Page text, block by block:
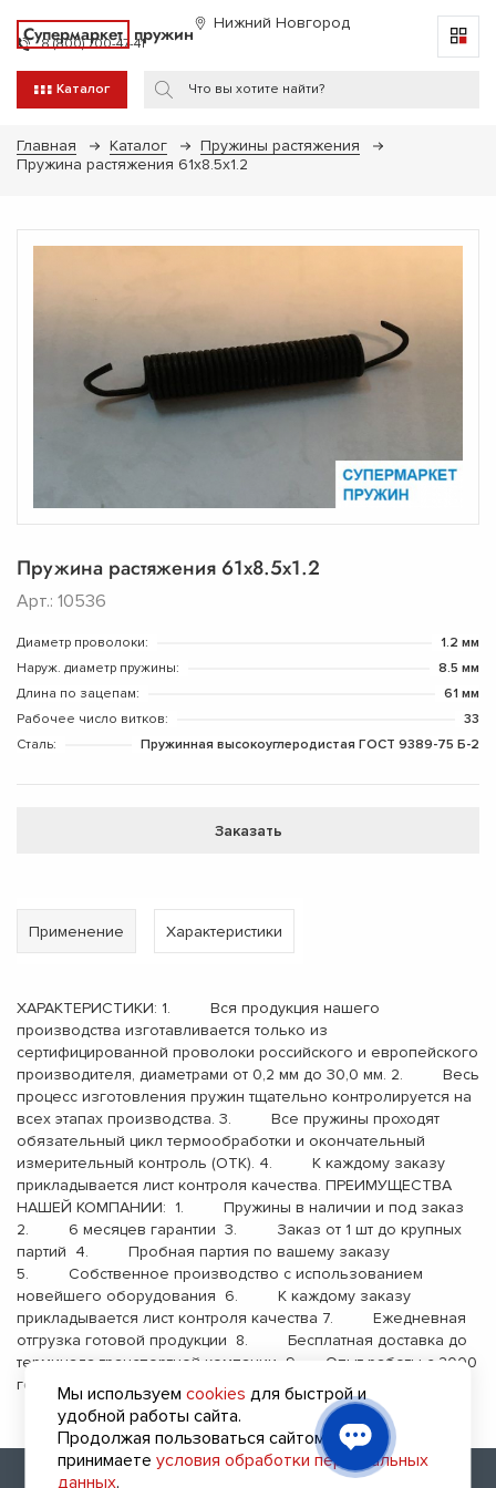
Супермаркет пружин Нижний Новгород
8 (800) 700-47-41
Каталог
Главная Каталог
Пружины растяжения
Пружина растяжения 61x8.5x1.2
Пружина растяжения 61x8.5x1.2
Арт.: 10536
Диаметр проволоки:
1.2 мм
Наруж. диаметр пружины:
8.5 мм
Длина по зацепам:
61 мм
Рабочее число витков:
33
Сталь:
Пружинная высокоуглеродистая ГОСТ 9389-75 Б-2
Заказать
Применение Характеристики
ХАРАКТЕРИСТИКИ: 1. Вся продукция нашего
производства изготавливается только из
сертифицированной проволоки российского и европейского
производителя, диаметрами от 0,2 мм до 30,0 мм. 2. Весь
процесс изготовления пружин тщательно контролируется на
всех этапах производства. 3. Все пружины проходят
обязательный цикл термообработки и окончательный
измерительный контроль (ОТК). 4. К каждому заказу
прикладывается лист контроля качества. ПРЕИМУЩЕСТВА
НАШЕЙ КОМПАНИИ: 1. Пружины в наличии и под заказ
2. 6 месяцев гарантии 3. Заказ от 1 шт до крупных
партий 4. Пробная партия по вашему заказу
5. Собственное производство с использованием
новейшего оборудования 6. К каждому заказу
прикладывается лист контроля качества 7. Ежедневная
отгрузка готовой продукции 8. Бесплатная доставка до
терминала транспортной компании 9. Опыт работы с 2000
года
2010 - 2026 (с) Все права защищены
Мы используемcookies для быстрой и
удобной работы сайта.
Продолжая пользоваться сайтом, вы
принимаетеусловия обработки персональных
данных.